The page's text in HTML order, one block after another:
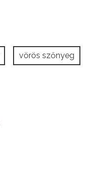
vörös szőnyeg